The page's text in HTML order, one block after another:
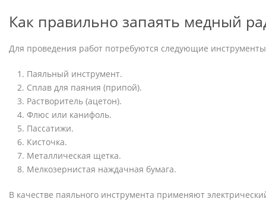
Как правильно запаять медный
Для проведения работ потребуются следующие
Паяльный инструмент.
Сплав для паяния (припой).
Растворитель (ацетон).
Флюс или канифоль.
Пассатижи.
Кисточка.
Металлическая щетка.
Мелкозернистая наждачная бумага.
В качестве паяльного инструмента применяют